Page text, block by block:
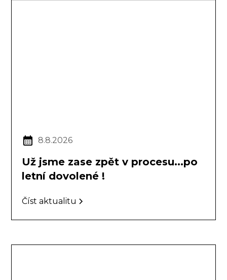
8.8.2026
Už jsme zase zpět v procesu...po
letní dovolené !
Číst aktualitu